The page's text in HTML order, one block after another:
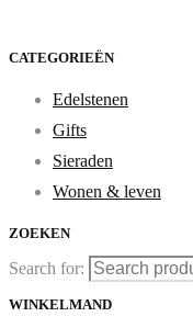
CATEGORIEËN
Edelstenen
Gifts
Sieraden
Wonen & leven
ZOEKEN
Search for:
WINKELMAND